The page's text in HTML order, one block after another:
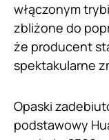
włączonym
zbliżone do
że producent
spektakularne
Opaski
podstawowy